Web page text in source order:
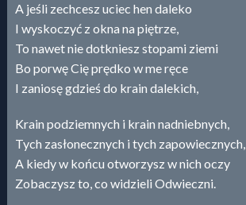
A jeśli zechcesz uciec hen daleko
I wyskoczyć z okna na piętrze,
To nawet nie dotkniesz stopami ziemi
Bo porwę Cię prędko w me ręce
I zaniosę gdzieś do krain dalekich,
Krain podziemnych i krain nadniebnych,
Tych zasłonecznych i tych zapowiecznych,
A kiedy w końcu otworzysz w nich oczy
Zobaczysz to, co widzieli Odwieczni.